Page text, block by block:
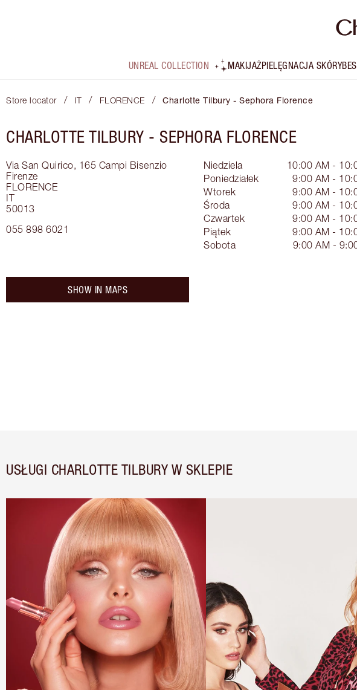
UNREAL COLLECTION MAKIJAŻPIELĘGNACJA SKÓRY
Store locator / IT / FLORENCE / Charlotte Tilbury - Sephora Florence
CHARLOTTE TILBURY - SEPHORA FLORENCE
Via San Quirico, 165 Campi Bisenzio
Firenze
FLORENCE
IT
50013
055 898 6021
Niedziela
10:00 AM -
Poniedziałek
9:00 AM -
Wtorek
9:00 AM -
Środa
9:00 AM -
Czwartek
9:00 AM -
Piątek
9:00 AM -
Sobota
9:00 AM -
SHOW IN MAPS
USŁUGI CHARLOTTE TILBURY W SKLEPIE